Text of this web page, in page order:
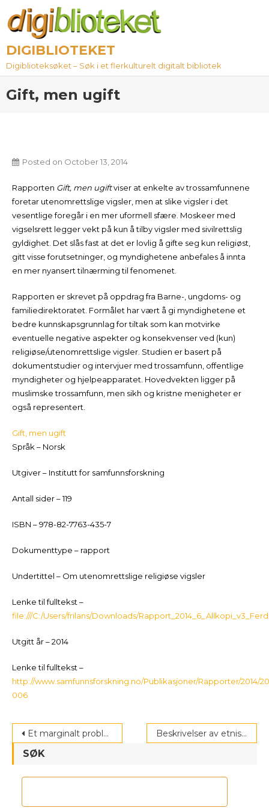
content
DIGIBLIOTEKET
Digiblioteksøket – Søk i et flerkulturelt digitalt bibliotek
Gift, men ugift
Posted on October 13, 2014
Rapporten Gift, men ugiftviser at enkelte av trossamfunnene
foretar utenomrettslige vigsler, men at slike vigsler i det
vesentlige foregår i en mer uformell sfære. Moskeer med
vigselsrett legger vekt på kun å tilby vigsler med sivilrettslig
gyldighet. Det slås fast at det er lovlig å gifte seg kun religiøst,
gitt visse forutsetninger, og myndighetene anbefales å innta
en mer nyansert tilnærming til fenomenet.
Rapporten er skrevet på oppdrag fra Barne-, ungdoms- og
familiedirektoratet. Formålet har vært å gi myndighetene et
bedre kunnskapsgrunnlag for tiltak som kan motvirke
eventuelle negative aspekter og konsekvenser ved (kun)
religiøse/utenomrettslige vigsler. Studien er basert på
dokumentstudier og intervjuer med trossamfunn, offentlige
myndigheter og hjelpeapparatet. Hovedvekten ligger på
muslimske trossamfunn, men sikh og kristne menigheter er
også representert.
Gift, men ugift
Språk – Norsk
Utgiver – Institutt for samfunnsforskning
Antall sider – 119
ISBN – 978-82-7763-435-7
Dokumenttype – rapport
Undertittel – Om utenomrettslige religiøse vigsler
Lenke til fulltekst –
file:///C:/Users/frilans/Downloads/
Utgitt år – 2014
Lenke til fulltekst –
http://www.samfunnsforskning.no/Publikasjoner/Rapporter/2014/
006
Post
navigation
Et marginalt problem – Asylsøkere, ulovlig opphold og kriminalitet Beskrivelser av etniske og religiøse minoriteter i læremidler
SØK